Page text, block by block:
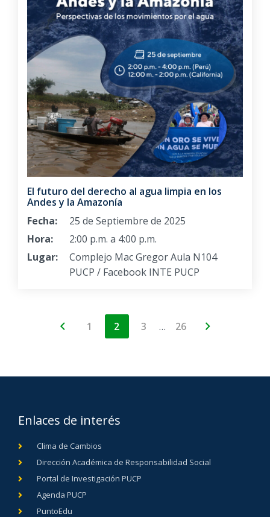
El futuro del derecho al agua limpia en los
Andes y la Amazonía
Fecha:
25 de Septiembre de 2025
Hora:
2:00 p.m. a 4:00 p.m.
Lugar:
Complejo Mac Gregor Aula N104
PUCP / Facebook INTE PUCP
1 2 3 … 26
Enlaces de interés
Clima de Cambios
Dirección Académica de Responsabilidad Social
Portal de Investigación PUCP
Agenda PUCP
PuntoEdu